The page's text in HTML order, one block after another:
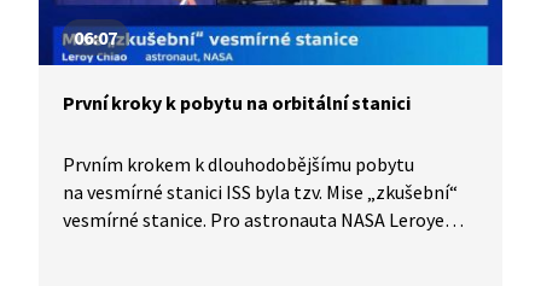
06:07
První kroky k pobytu na orbitální stanici
Prvním krokem k dlouhodobějšímu pobytu
na vesmírné stanici ISS byla tzv. Mise „zkušební“
vesmírné stanice. Pro astronauta NASA Leroye